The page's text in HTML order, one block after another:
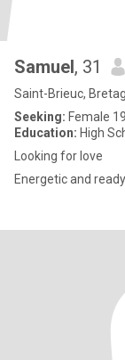
Samuel, 31
Saint-Brieuc,
Seeking: Female
Education: High
Looking for love
Energetic and